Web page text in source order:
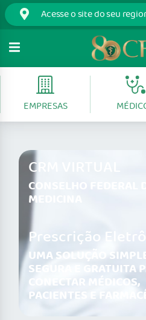
EMPRESAS
CRM VIRTUAL
CONSELHO FEDERAL DE
MEDICINA
Prescrição
UMA SOLUÇÃO
SEGURA E GRATUITA
CONECTAR MÉDICOS,
PACIENTES E